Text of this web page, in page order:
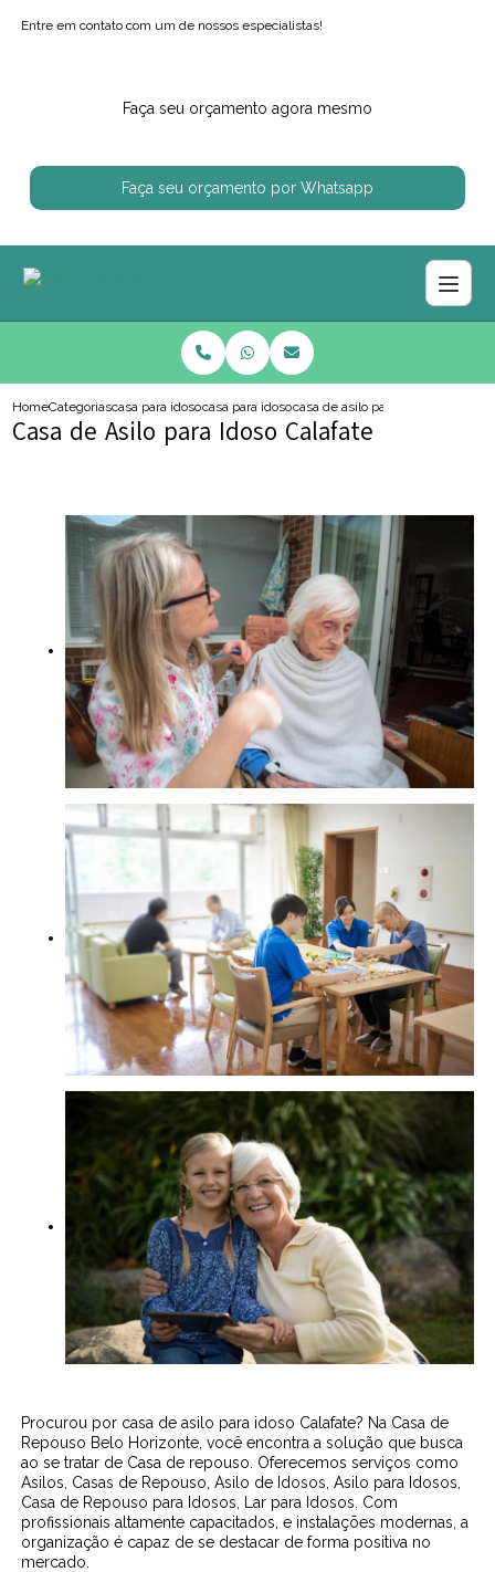
Entre em contato com um de nossos especialistas!
Faça seu orçamento agora mesmo
Faça seu orçamento por Whatsapp
HomeCategoriascasa para idososcasa para idoso com alzheimercasa de asilo para idoso calafate
Casa de Asilo para Idoso Calafate
Procurou por casa de asilo para idoso Calafate? Na Casa de
Repouso Belo Horizonte, você encontra a solução que busca
ao se tratar de Casa de repouso. Oferecemos serviços como
Asilos, Casas de Repouso, Asilo de Idosos, Asilo para Idosos,
Casa de Repouso para Idosos, Lar para Idosos. Com
profissionais altamente capacitados, e instalações modernas, a
organização é capaz de se destacar de forma positiva no
mercado.